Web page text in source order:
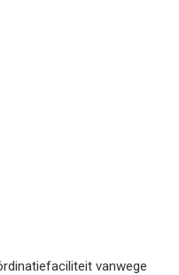
vanwege